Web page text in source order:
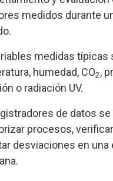
medidos durante
medidas típicas
humedad, CO2,
o radiación UV.
de datos se
procesos,
desviaciones en una